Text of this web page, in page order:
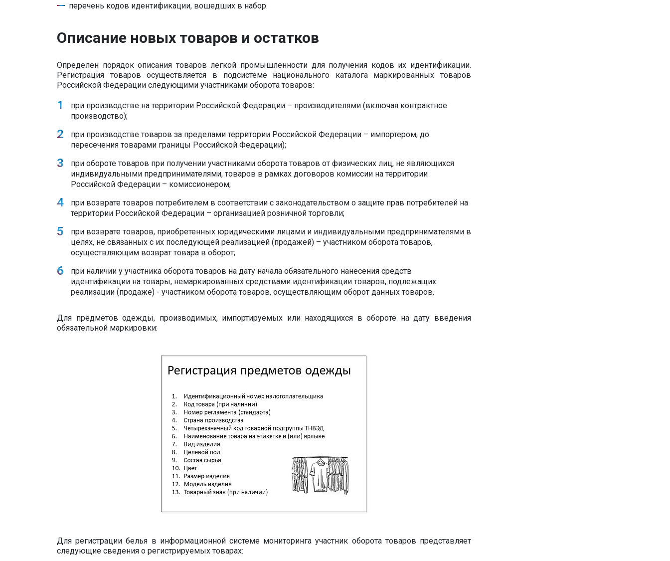
перечень кодов идентификации, вошедших в набор.
Описание новых товаров и остатков
Определен порядок описания товаров легкой промышленности для получения кодов их идентификации.
Регистрация товаров осуществляется в подсистеме национального каталога маркированных товаров
Российской Федерации следующими участниками оборота товаров:
при производстве на территории Российской Федерации – производителями (включая контрактное
производство);
при производстве товаров за пределами территории Российской Федерации – импортером, до
пересечения товарами границы Российской Федерации);
при обороте товаров при получении участниками оборота товаров от физических лиц, не являющихся
индивидуальными предпринимателями, товаров в рамках договоров комиссии на территории
Российской Федерации – комиссионером;
при возврате товаров потребителем в соответствии с законодательством о защите прав потребителей на
территории Российской Федерации – организацией розничной торговли;
при возврате товаров, приобретенных юридическими лицами и индивидуальными предпринимателями в
целях, не связанных с их последующей реализацией (продажей) – участником оборота товаров,
осуществляющим возврат товара в оборот;
при наличии у участника оборота товаров на дату начала обязательного нанесения средств
идентификации на товары, немаркированных средствами идентификации товаров, подлежащих
реализации (продаже) - участником оборота товаров, осуществляющим оборот данных товаров.
Для предметов одежды, производимых, импортируемых или находящихся в обороте на дату введения
обязательной маркировки:
Для регистрации белья в информационной системе мониторинга участник оборота товаров представляет
следующие сведения о регистрируемых товарах: